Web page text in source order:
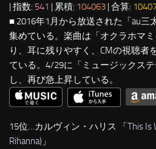
| 指数: 541 | 累積: 104063 | 合算:
■ 2016年1月から放送された「au三
集めている。楽曲は「オクラホマ
り、耳に残りやすく、CMの視聴者
ている。4/29に「ミュージックス
し、再び急上昇している。
15位…カルヴィン・ハリス 「This Is
Rihanna) 」